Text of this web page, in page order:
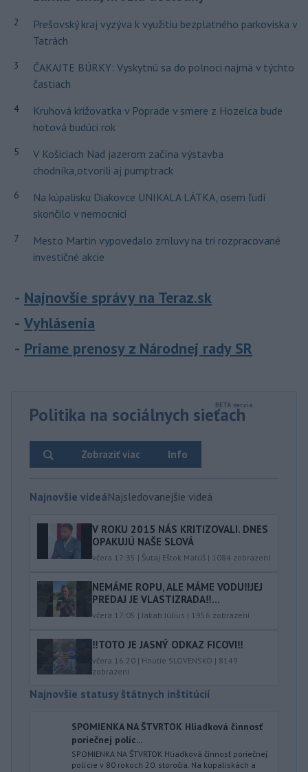
2
Prešovský kraj vyzýva k využitiu bezplatného parkoviska v
Tatrách
3
ČAKAJTE BÚRKY: Vyskytnú sa do polnoci najmä v týchto
častiach
4
Kruhová križovatka v Poprade v smere z Hozelca bude
hotová budúci rok
5
V Košiciach Nad jazerom začína výstavba
chodníka,otvorili aj pumptrack
6
Na kúpalisku Diakovce UNIKALA LÁTKA, osem ľudí
skončilo v nemocnici
7
Mesto Martin vypovedalo zmluvy na tri rozpracované
investičné akcie
Najnovšie správy na Teraz.sk
Vyhlásenia
Priame prenosy z Národnej rady SR
Politika na sociálnych sieťach
Info
Zobraziť viac
Najnovšie videáNajsledovanejšie videá
V ROKU 2015 NÁS KRITIZOVALI. DNES
OPAKUJÚ NAŠE SLOVÁ
včera 17:35 | Šutaj Eštok Matúš | 1084 zobrazení
NEMÁME ROPU, ALE MÁME VODU‼️JEJ
PREDAJ JE VLASTIZRADA‼️...
včera 17:05 | Jakab Július | 1956 zobrazení
‼️TOTO JE JASNÝ ODKAZ FICOVI‼️
včera 16:20 | Hnutie SLOVENSKO | 8149
zobrazení
Najnovšie statusy štátnych inštitúcií
SPOMIENKA NA ŠTVRTOK Hliadková činnosť
poriečnej políc...
SPOMIENKA NA ŠTVRTOK Hliadková činnosť poriečnej
polície v 80 rokoch 20. storočia. Na kúpaliskách a